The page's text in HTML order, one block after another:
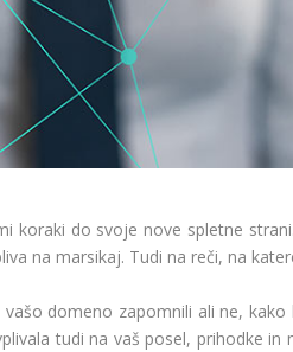
koraki do svoje nove spletne
na marsikaj. Tudi na reči, na
domeno zapomnili ali ne,
tudi na vaš posel, prihodke in